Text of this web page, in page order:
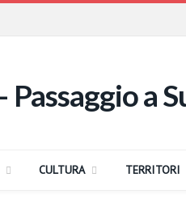
CULTURA TERRITORI